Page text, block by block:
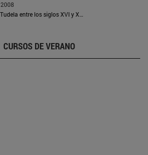
2008
Arte y devociones en Tudela entre los siglos XVI y XVIII
CURSOS DE VERANO